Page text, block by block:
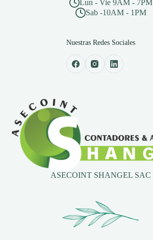
Lun - Vie 9AM - 7PM
Sab -10AM - 1PM
Nuestras Redes Sociales
ASECOINT SHANGEL SAC